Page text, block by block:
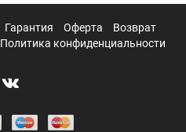
Гарантия Оферта
Возврат
Политика конфиденциальности